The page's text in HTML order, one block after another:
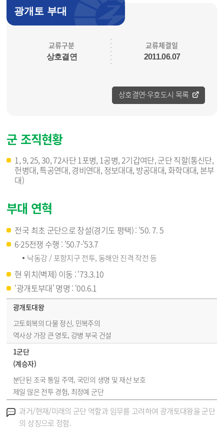
광개토 부대
교류구분
상호결연
교류체결일
2011.06.07
상호결연·우호도시 목록
군 조직현황
1, 9, 25, 30, 72사단 1포병, 1공병, 2기갑여단, 군단 직할(통신단,
헌병대, 특공연대, 경비연대, 정보대대, 방공대대, 화학대대, 본부
대)
부대 연혁
전국 최초 군단으로 창설(경기도 평택) : ‘50. 7. 5
6·25전쟁 수행 : ‘50.7-’53.7
낙동강 / 포항지구 전투, 동해안 진격 작전 등
현 위치(벽제) 이동 : ‘73.3.10
‘광개토부대’ 명명 : ‘00.6.1
광개토대왕
고토회복의 다물 정신, 민복주의
역사상 가장 큰 영토, 강병 부국 건설
1군단
(계승자)
분단된 조국 통일 주역, 국민의 생명 및 재산 보호
제일 많은 전투 경험, 최정예 군단
과거/현재/미래의 군단 역할과 임무를 고려하여 광개토대왕을 군단
의 상징으로 정함.